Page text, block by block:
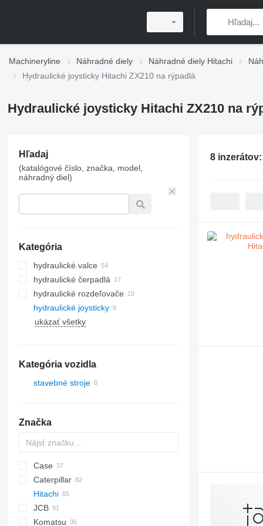
Machineryline Náhradné diely Náhradné diely Hitachi
Hydraulické joysticky Hitachi ZX210 na rýpadlá
Hydraulické joysticky Hitachi ZX210 na
Hľadaj
(katalógové číslo, značka, model,
náhradný diel)
Kategória
hydraulické valce
hydraulické čerpadlá
hydraulické rozdeľovače
hydraulické joysticky
ukázať všetky
Kategória vozidla
stavebné stroje
Značka
AZ
AX
1304
1604
320
323
325
328
331
Case
580
590
788
CX
Caterpillar
120
301
302
DX
Hitachi
EX
EX60
ZX
906
R-series
Robex
JCB
3CX
310 G
Komatsu
8 inzerátov: